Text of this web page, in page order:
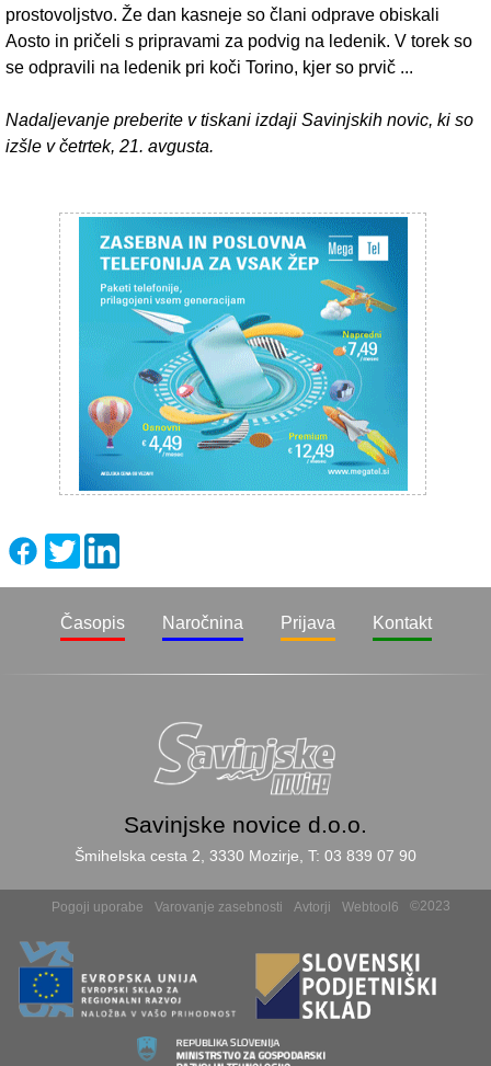
prostovoljstvo. Že dan kasneje so člani odprave obiskali
Aosto in pričeli s pripravami za podvig na ledenik. V torek so
se odpravili na ledenik pri koči Torino, kjer so prvič ...
Nadaljevanje preberite v tiskani izdaji Savinjskih novic, ki so
izšle v četrtek, 21. avgusta.
Časopis Naročnina Prijava Kontakt
Savinjske novice d.o.o.
Šmihelska cesta 2, 3330 Mozirje, T: 03 839 07 90
Pogoji uporabe Varovanje zasebnosti Avtorji Webtool6 ©2023